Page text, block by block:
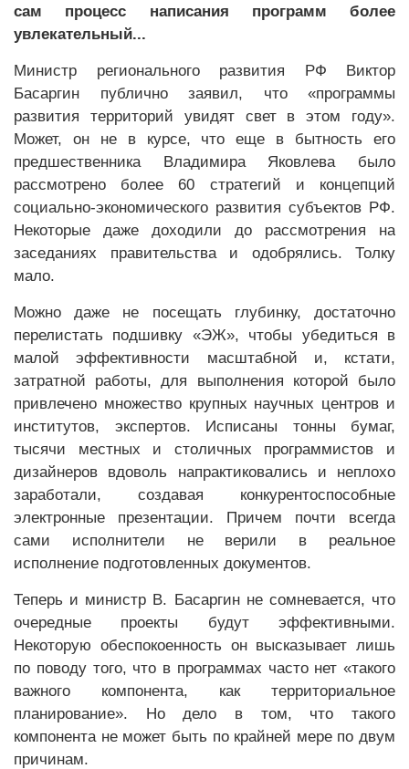
сам процесс написания программ более
увлекательный...
Министр регионального развития РФ Виктор
Басаргин публично заявил, что «программы
развития территорий увидят свет в этом году».
Может, он не в курсе, что еще в бытность его
предшественника Владимира Яковлева было
рассмотрено более 60 стратегий и концепций
социально-экономического развития субъектов РФ.
Некоторые даже доходили до рассмотрения на
заседаниях правительства и одобрялись. Толку
мало.
Можно даже не посещать глубинку, достаточно
перелистать подшивку «ЭЖ», чтобы убедиться в
малой эффективности масштабной и, кстати,
затратной работы, для выполнения которой было
привлечено множество крупных научных центров и
институтов, экспертов. Исписаны тонны бумаг,
тысячи местных и столичных программистов и
дизайнеров вдоволь напрактиковались и неплохо
заработали, создавая конкурентоспособные
электронные презентации. Причем почти всегда
сами исполнители не верили в реальное
исполнение подготовленных документов.
Теперь и министр В. Басаргин не сомневается, что
очередные проекты будут эффективными.
Некоторую обеспокоенность он высказывает лишь
по поводу того, что в программах часто нет «такого
важного компонента, как территориальное
планирование». Но дело в том, что такого
компонента не может быть по крайней мере по двум
причинам.